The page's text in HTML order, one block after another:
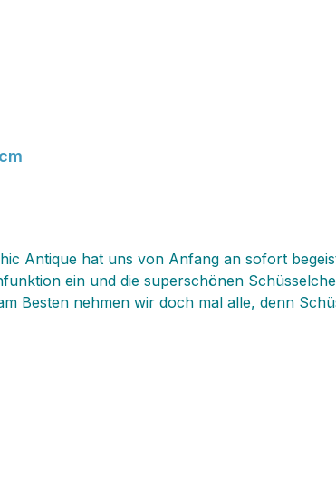
Antique hat uns von Anfang an sofort
ein und die superschönen
Besten nehmen wir doch mal alle, denn